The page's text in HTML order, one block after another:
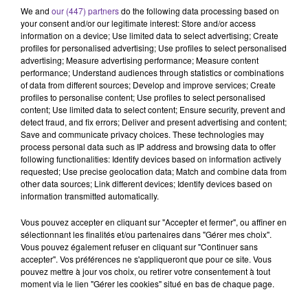
22 septembre 2025 - 15 min 20 sec
COULISSES POLITIQUES : HENRI VERNET
DÉCRYPTE LA RECONNAISSANCE FRANÇAISE DE
L’ETAT PALESTINIEN
François-Xavier de Calonne
Coulisses politiques du 22 septembre 2025
Dans cette émission spéciale deCoulisses politiquessur
Radio Orient, François-Xavier de Calonne reçoit Henri
Vernet, rédacteur en chef-adjoint du service politique du
Parisien-Aujourd’hui en Franceet expert en diplomatie
internationale. À l’occasion de la reconnaissance
officielle de l’État palestinien par la France, annoncée
par Emmanuel Macron lors de l’Assemblée générale des
Nations unies, Henri Vernet analyse les enjeux
politiques, juridiques et diplomatiques de cette décision
historique.
We and our (447) partnersdo the following data processing based on
your consent and/or our legitimate interest: Store and/or access
information on a device; Use limited data to select advertising; Create
profiles for personalised advertising; Use profiles to select personalised
advertising; Measure advertising performance; Measure content
performance; Understand audiences through statistics or combinations
of data from different sources; Develop and improve services; Create
profiles to personalise content; Use profiles to select personalised
content; Use limited data to select content; Ensure security, prevent and
detect fraud, and fix errors; Deliver and present advertising and content;
Save and communicate privacy choices. These technologies may
process personal data such as IP address and browsing data to offer
following functionalities: Identify devices based on information actively
requested; Use precise geolocation data; Match and combine data from
other data sources; Link different devices; Identify devices based on
information transmitted automatically.
Vous pouvez accepter en cliquant sur "Accepter et fermer", ou affiner en
sélectionnant les finalités et/ou partenaires dans "Gérer mes choix".
Vous pouvez également refuser en cliquant sur "Continuer sans
accepter". Vos préférences ne s'appliqueront que pour ce site. Vous
pouvez mettre à jour vos choix, ou retirer votre consentement à tout
moment via le lien "Gérer les cookies" situé en bas de chaque page.